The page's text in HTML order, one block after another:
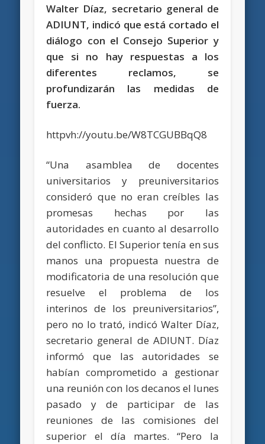
Walter Díaz, secretario general de
ADIUNT, indicó que está cortado el
diálogo con el Consejo Superior y
que si no hay respuestas a los
diferentes reclamos, se
profundizarán las medidas de
fuerza.
httpvh://youtu.be/W8TCGUBBqQ8
“Una asamblea de docentes
universitarios y preuniversitarios
consideró que no eran creíbles las
promesas hechas por las
autoridades en cuanto al desarrollo
del conflicto. El Superior tenía en sus
manos una propuesta nuestra de
modificatoria de una resolución que
resuelve el problema de los
interinos de los preuniversitarios”,
pero no lo trató, indicó Walter Díaz,
secretario general de ADIUNT. Díaz
informó que las autoridades se
habían comprometido a gestionar
una reunión con los decanos el lunes
pasado y de participar de las
reuniones de las comisiones del
superior el día martes. “Pero la